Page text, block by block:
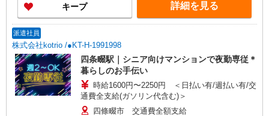
キープ 詳細を見る
派遣社員
株式会社kotrio /●KT-H-1991998
四条畷駅｜シニア向けマンションで夜勤専従＊
暮らしのお手伝い
時給1600円〜2250円 ＜日払い有/週払い有/交
通費全支給(ガソリン代含む)＞
四條畷市 交通費全額支給